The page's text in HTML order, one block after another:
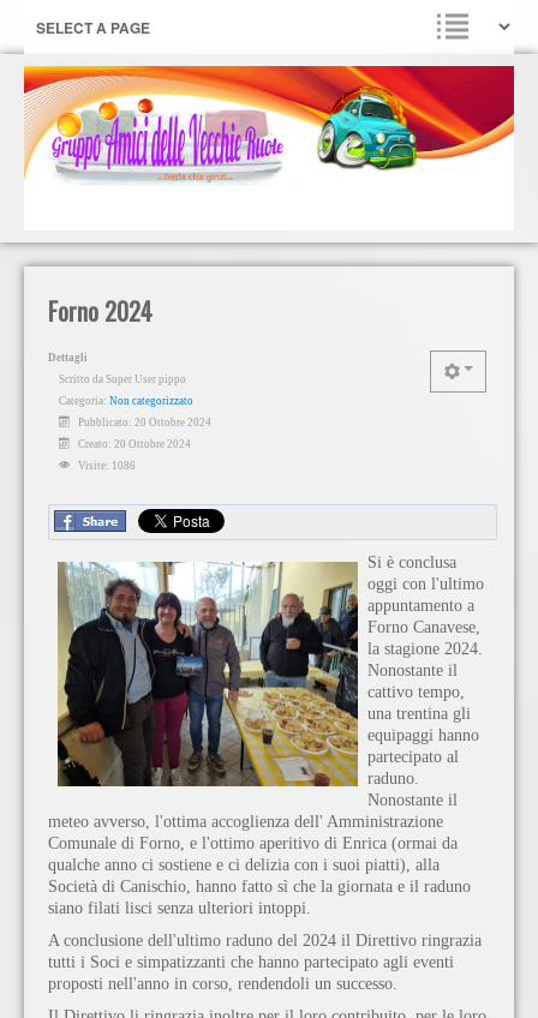
Forno 2024
Dettagli
Scritto da Super User pippo
Categoria: Non categorizzato
Pubblicato: 20 Ottobre 2024
Creato: 20 Ottobre 2024
Visite: 1086
Si è conclusa
oggi con l'ultimo
appuntamento a
Forno Canavese,
la stagione 2024.
Nonostante il
cattivo tempo,
una trentina gli
equipaggi hanno
partecipato al
raduno.
Nonostante il
meteo avverso, l'ottima accoglienza dell' Amministrazione
Comunale di Forno, e l'ottimo aperitivo di Enrica (ormai da
qualche anno ci sostiene e ci delizia con i suoi piatti), alla
Società di Canischio, hanno fatto sì che la giornata e il raduno
siano filati lisci senza ulteriori intoppi.
A conclusione dell'ultimo raduno del 2024 il Direttivo ringrazia
tutti i Soci e simpatizzanti che hanno partecipato agli eventi
proposti nell'anno in corso, rendendoli un successo.